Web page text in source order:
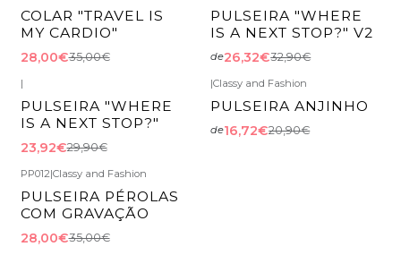
COLAR "TRAVEL IS
MY CARDIO"
28,00€35,00€
PULSEIRA "WHERE
IS A NEXT STOP?" V2
de26,32€32,90€
|
PULSEIRA "WHERE
IS A NEXT STOP?"
23,92€29,90€
|Classy and Fashion
PULSEIRA ANJINHO
de16,72€20,90€
PP012|Classy and Fashion
PULSEIRA PÉROLAS
COM GRAVAÇÃO
28,00€35,00€